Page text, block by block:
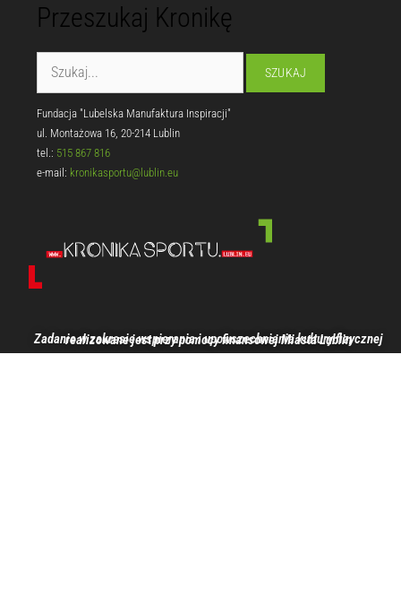
Przeszukaj Kronikę
Fundacja "Lubelska Manufaktura Inspiracji"
ul. Montażowa 16, 20-214 Lublin
tel.: 515 867 816
e-mail: kronikasportu@lublin.eu
Zadanie w zakresie wspierania i upowszechniania kultury fizycznej realizowane jest przy pomocy finansowej Miasta Lublin